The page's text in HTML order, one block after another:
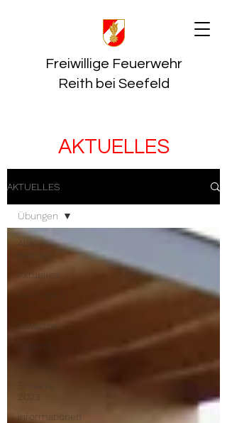
Freiwillige Feuerwehr
Reith bei Seefeld
AKTUELLES
AKTUELLES
Alle
Beiträge
Aktuelles
Bewerbe
Jugend
Übungen
Einsätze
2023
Informationen
Übungen